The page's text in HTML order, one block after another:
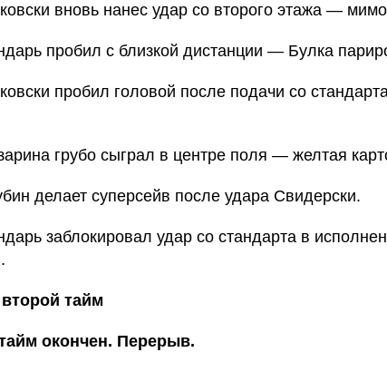
вновь нанес удар со второго этажа — мимо
пробил с близкой дистанции — Булка
пробил головой после подачи со
грубо сыграл в центре поля — желтая
делает суперсейв после удара Свидерски.
заблокировал удар со стандарта в
тайм
окончен. Перерыв.